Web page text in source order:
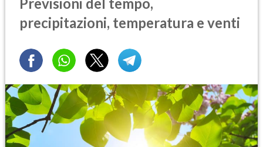
precipitazioni, temperatura e venti